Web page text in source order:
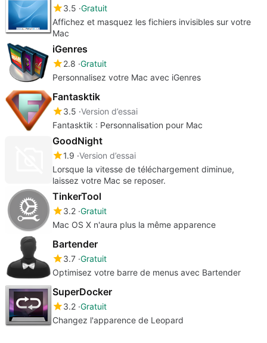
3.5 Gratuit
Affichez et masquez les fichiers invisibles sur votre
Mac
iGenres
2.8 Gratuit
Personnalisez votre Mac avec iGenres
Fantasktik
3.5 Version d’essai
Fantasktik : Personnalisation pour Mac
GoodNight
1.9 Version d’essai
Lorsque la vitesse de téléchargement diminue,
laissez votre Mac se reposer.
TinkerTool
3.2 Gratuit
Mac OS X n'aura plus la même apparence
Bartender
3.7 Gratuit
Optimisez votre barre de menus avec Bartender
SuperDocker
3.2 Gratuit
Changez l'apparence de Leopard